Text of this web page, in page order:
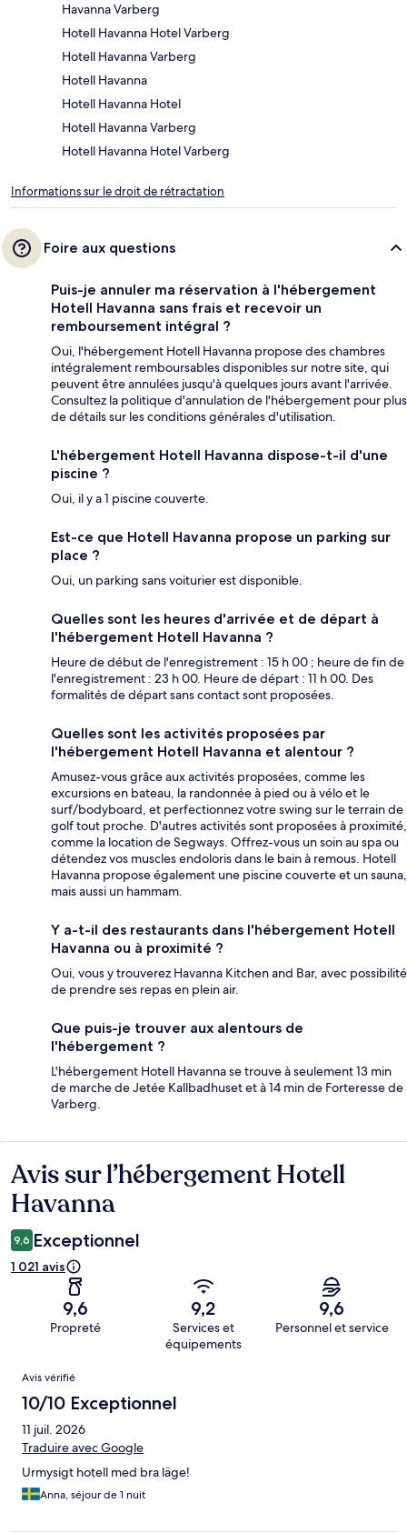
Havanna Varberg
Hotell Havanna Hotel Varberg
Hotell Havanna Varberg
Hotell Havanna
Hotell Havanna Hotel
Hotell Havanna Varberg
Hotell Havanna Hotel Varberg
Informations sur le droit de rétractation
Foire aux questions
Puis-je annuler ma réservation à l'hébergement
Hotell Havanna sans frais et recevoir un
remboursement intégral ?
Oui, l'hébergement Hotell Havanna propose des chambres
intégralement remboursables disponibles sur notre site, qui
peuvent être annulées jusqu'à quelques jours avant l'arrivée.
Consultez la politique d'annulation de l'hébergement pour plus
de détails sur les conditions générales d'utilisation.
L'hébergement Hotell Havanna dispose-t-il d'une
piscine ?
Oui, il y a 1 piscine couverte.
Est-ce que Hotell Havanna propose un parking sur
place ?
Oui, un parking sans voiturier est disponible.
Quelles sont les heures d'arrivée et de départ à
l'hébergement Hotell Havanna ?
Heure de début de l'enregistrement : 15 h 00 ; heure de fin de
l'enregistrement : 23 h 00. Heure de départ : 11 h 00. Des
formalités de départ sans contact sont proposées.
Quelles sont les activités proposées par
l'hébergement Hotell Havanna et alentour ?
Amusez-vous grâce aux activités proposées, comme les
excursions en bateau, la randonnée à pied ou à vélo et le
surf/bodyboard, et perfectionnez votre swing sur le terrain de
golf tout proche. D'autres activités sont proposées à proximité,
comme la location de Segways. Offrez-vous un soin au spa ou
détendez vos muscles endoloris dans le bain à remous. Hotell
Havanna propose également une piscine couverte et un sauna,
mais aussi un hammam.
Y a-t-il des restaurants dans l'hébergement Hotell
Havanna ou à proximité ?
Oui, vous y trouverez Havanna Kitchen and Bar, avec possibilité
de prendre ses repas en plein air.
Que puis-je trouver aux alentours de
l'hébergement ?
L'hébergement Hotell Havanna se trouve à seulement 13 min
de marche de Jetée Kallbadhuset et à 14 min de Forteresse de
Varberg.
Avis
Avis sur l’hébergement Hotell
Havanna
9,6 Exceptionnel
1 021 avis
9,6
Propreté
9,2
Services et
équipements
9,6
Personnel et service
Avis
Avis vérifié
10/10 Exceptionnel
11 juil. 2026
Traduire avec Google
Urmysigt hotell med bra läge!
Anna, séjour de 1 nuit